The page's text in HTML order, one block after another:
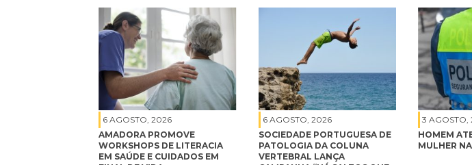
6 AGOSTO, 2026
AMADORA PROMOVE
WORKSHOPS DE LITERACIA
EM SAÚDE E CUIDADOS EM
6 AGOSTO, 2026
SOCIEDADE PORTUGUESA DE
PATOLOGIA DA COLUNA
VERTEBRAL LANÇA
3 AGOSTO,
HOMEM
MULHER